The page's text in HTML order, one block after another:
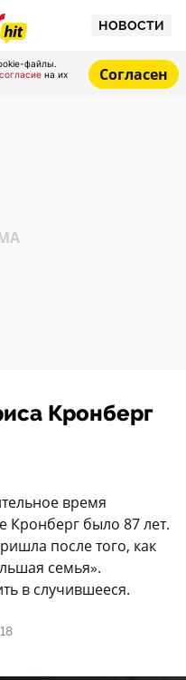
НОВОСТИ
файлы.
согласие на их
Согласен
Кронберг
время
Кронберг было 87 лет.
после того, как
семья».
в случившееся.